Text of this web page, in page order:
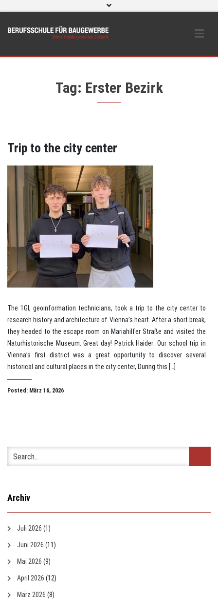
Tag: Erster Bezirk
Trip to the city center
The 1GI, geoinformation technicians, took a trip to the city center to
research history and architecture of Vienna’s heart. After a short break,
they headed to the escape room on Mariahilfer Straße and visited the
Naturhistorische Museum. Great day! Patrick Haider: Our school trip in
Vienna’s first district was a great opportunity to discover several
historical and cultural places in the city center, During this […]
Posted: März 16, 2026
Archiv
Juli 2026 (1)
Juni 2026 (11)
Mai 2026 (9)
April 2026 (12)
März 2026 (8)